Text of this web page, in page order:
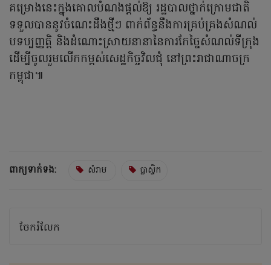
គម្រោងនេះក្នុងគោលបំណងផ្តល់ឱ្យ រដ្ឋបាលថ្នាក់ក្រោមជាតិ
ទទួលបាននូវចំណេះដឹងថ្មីៗ ពាក់ព័ន្ធនឹងការគ្រប់គ្រងសំណល់
បទប្បញ្ញត្តិ និងដំណោះស្រាយនានានៃការកែច្នៃសំណល់ទីក្រុង
ដើម្បីចូលរួមលើកកម្ពស់សេដ្ឋកិច្ចវិលជុំ នៅព្រះរាជាណាចក្រ
កម្ពុជា៕
ពាក្យទាក់ទង: សំរាម ប្លាស្ទិក
ចែករំលែក